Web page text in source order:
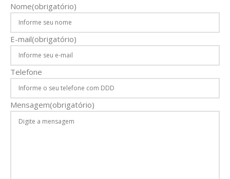
Nome(obrigatório)
E-mail(obrigatório)
Telefone
Mensagem(obrigatório)